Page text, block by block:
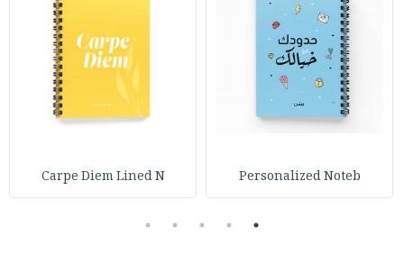
Personalized Noteb
Carpe Diem Lined N
1
2
3
4
5